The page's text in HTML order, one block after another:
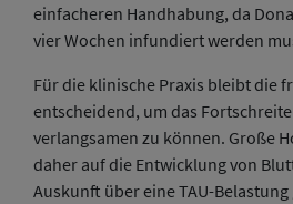
einfacheren Handhabung, da
vier Wochen infundiert werden
Für die klinische Praxis bleibt die
entscheidend, um das
verlangsamen zu können. Große
daher auf die Entwicklung von
Auskunft über eine TAU-